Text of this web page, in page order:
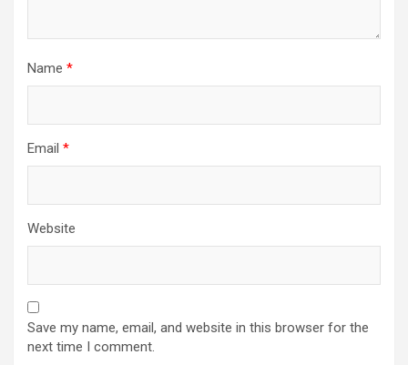
Name *
Email *
Website
Save my name, email, and website in this browser for the
next time I comment.